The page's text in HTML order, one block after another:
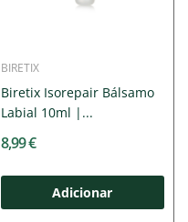
BIRETIX
Biretix Isorepair Bálsamo
Labial 10ml |...
8,99 €
Adicionar